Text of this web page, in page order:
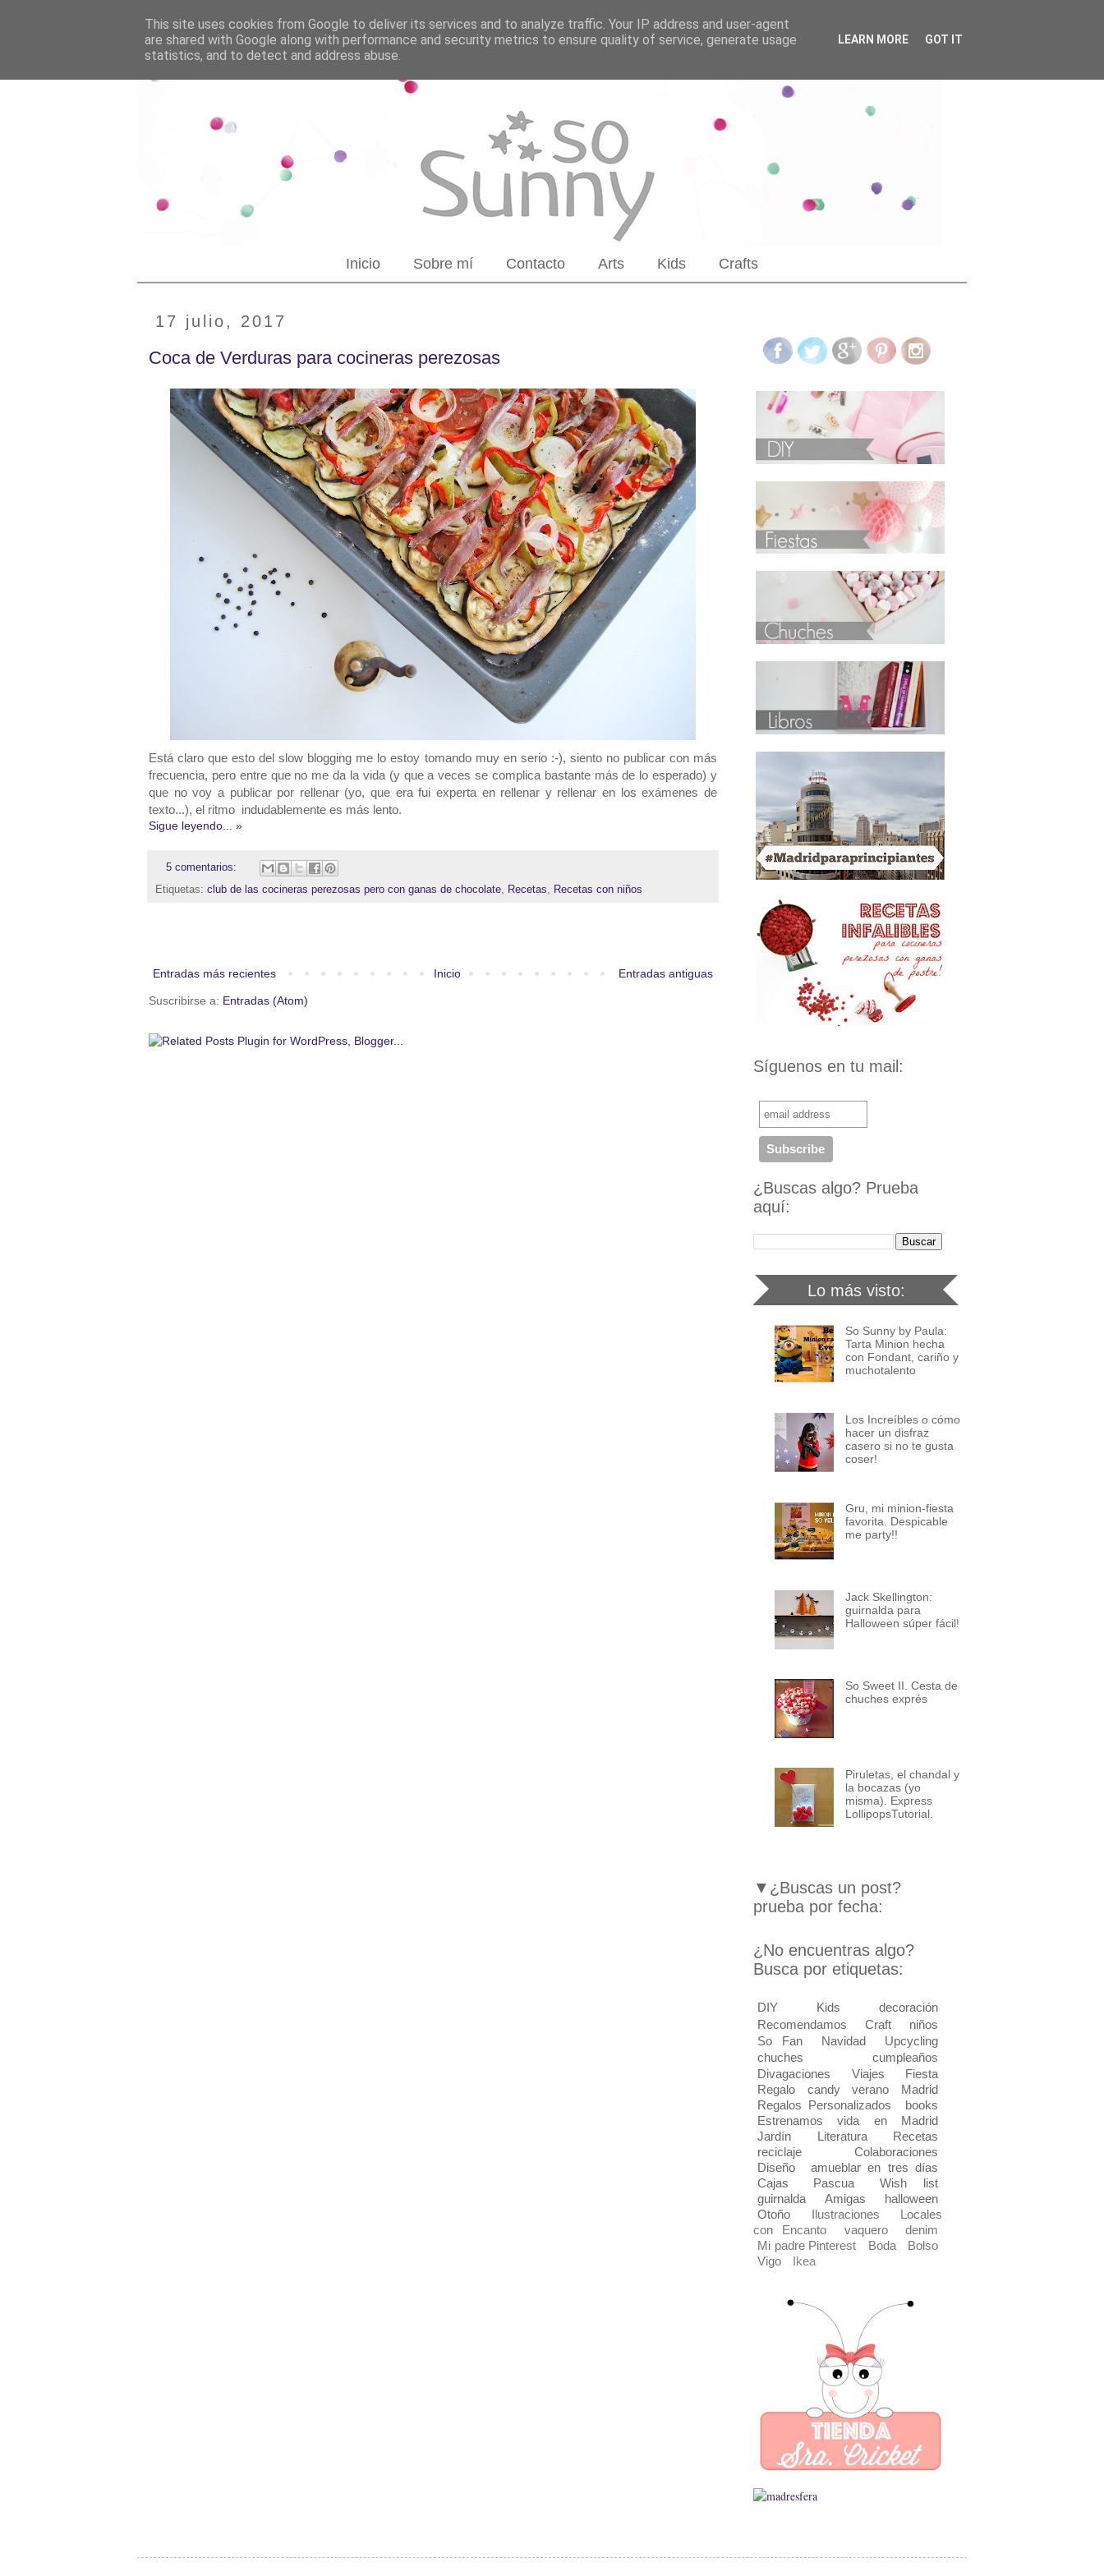
Inicio Sobre mí Contacto Arts Kids Crafts
17 julio, 2017
Coca de Verduras para cocineras perezosas
Está claro que esto del slow blogging me lo estoy tomando muy en serio :-), siento no publicar con más
frecuencia, pero entre que no me da la vida (y que a veces se complica bastante más de lo esperado) y
que no voy a publicar por rellenar (yo, que era fui experta en rellenar y rellenar en los exámenes de
texto...), el ritmo indudablemente es más lento.
Sigue leyendo... »
5 comentarios:
Etiquetas: club de las cocineras perezosas pero con ganas de chocolate Recetas Recetas con niños
Entradas más recientes Entradas antiguas
Inicio
Suscribirse a: Entradas (Atom)
Síguenos en tu mail:
¿Buscas algo? Prueba
aquí:
Lo más visto:
So Sunny by Paula:
Tarta Minion hecha
con Fondant, cariño y
muchotalento
Los Increíbles o cómo
hacer un disfraz
casero si no te gusta
coser!
Gru, mi minion-fiesta
favorita. Despicable
me party!!
Jack Skellington:
guirnalda para
Halloween súper fácil!
So Sweet II. Cesta de
chuches exprés
Piruletas, el chandal y
la bocazas (yo
misma). Express
LollipopsTutorial.
▼¿Buscas un post?
prueba por fecha:
¿No encuentras algo?
Busca por etiquetas:
DIY Kids
decoración
Recomendamos
Craft
niños
So Fan
Navidad
Upcycling
chuches
cumpleaños
Divagaciones
Viajes
Fiesta
Regalo
candy verano
Madrid
Regalos Personalizados
books
Estrenamos vida en Madrid
Jardín
Literatura
Recetas
reciclaje
Colaboraciones
Diseño
amueblar en tres días
Cajas
Pascua
Wish list
guirnalda
Amigas
halloween
Otoño
Ilustraciones
Locales
con Encanto
vaquero
denim
Mi padre Pinterest
Boda
Bolso
Vigo
Ikea
This site uses cookies from Google to deliver its services and to analyze traffic. Your IP address and user-agent
are shared with Google along with performance and security metrics to ensure quality of service, generate usage
statistics, and to detect and address abuse.
LEARN MORE GOT IT